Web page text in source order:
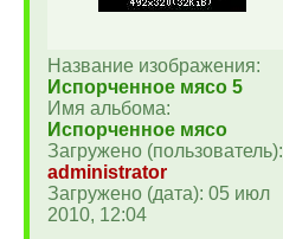
Название изображения:
Испорченное мясо 5
Имя альбома:
Испорченное мясо
Загружено (пользователь):
administrator
Загружено (дата): 05 июл
2010, 12:04